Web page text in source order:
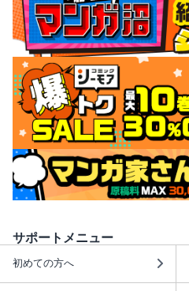
サポートメニュー
初めての方へ